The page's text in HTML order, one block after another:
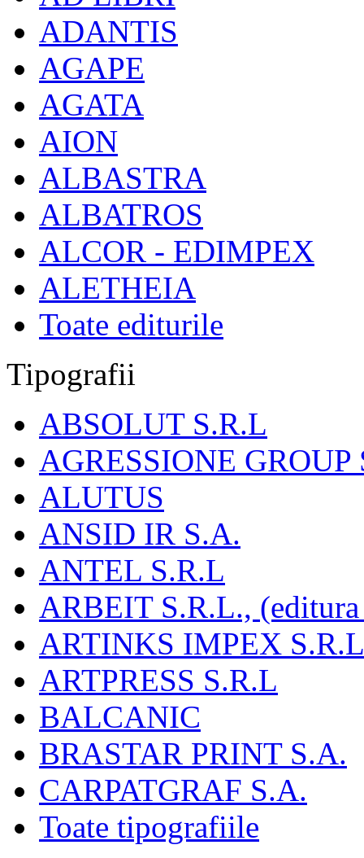
ADANTIS
AGAPE
AGATA
AION
ALBASTRA
ALBATROS
ALCOR - EDIMPEX
ALETHEIA
Toate editurile
Tipografii
ABSOLUT S.R.L
AGRESSIONE GROUP
ALUTUS
ANSID IR S.A.
ANTEL S.R.L
ARBEIT S.R.L.,
ARTINKS IMPEX
ARTPRESS S.R.L
BALCANIC
BRASTAR PRINT S.A.
CARPATGRAF S.A.
Toate tipografiile